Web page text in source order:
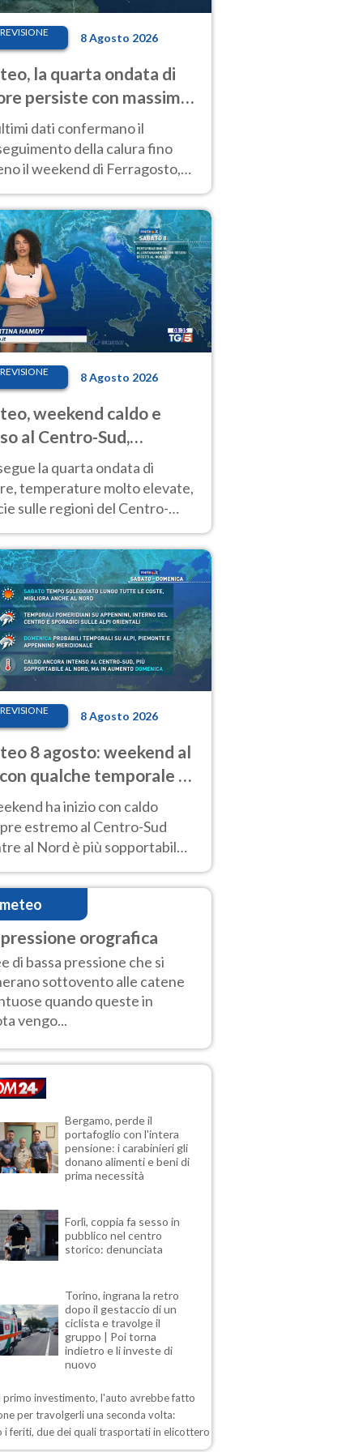
8 Agosto 2026
la quarta ondata di
persiste con massime
molto elevate
dati confermano il
della calura fino
il weekend di Ferragosto,
prossima
8 Agosto 2026
weekend caldo e
al Centro-Sud,
sui rilievi
la quarta ondata di
temperature molto elevate,
sulle regioni del Centro-
montuose
8 Agosto 2026
8 agosto: weekend al
qualche temporale e
estremo al Centro-Sud
ha inizio con caldo
estremo al Centro-Sud
al Nord è più sopportabile
domenica 9. Temporali di
sui rilievi.
orografica
di bassa pressione che si
sottovento alle catene
quando queste in
vengo...
Bergamo, perde il
portafoglio con l'intera
pensione: i carabinieri gli
donano alimenti e beni di
prima necessità
Forlì, coppia fa sesso in
pubblico nel centro
storico: denunciata
Torino, ingrana la retro
dopo il gestaccio di un
ciclista e travolge il
gruppo | Poi torna
indietro e li investe di
nuovo
primo investimento, l'auto avrebbe fatto
per travolgerli una seconda volta:
i feriti, due dei quali trasportati in elicottero